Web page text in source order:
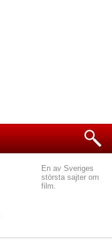
En av Sveriges
största sajter om
film.